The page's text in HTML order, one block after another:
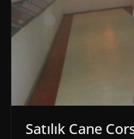
Satılık Cane